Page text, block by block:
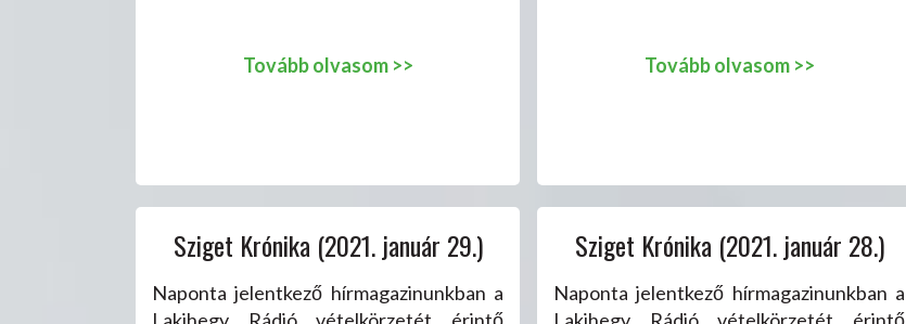
Tovább olvasom >> Tovább olvasom >>
Sziget Krónika (2021. január 29.)
Naponta jelentkező hírmagazinunkban a
Sziget Krónika (2021. január 28.)
Naponta jelentkező hírmagazinunkban a